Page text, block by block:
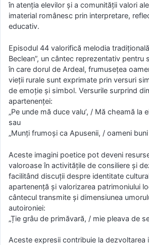
în atenția elevilor și a comunității valori
imaterial românesc prin interpretare,
educativ.
Episodul 44 valorifică melodia
Beclean”, un cântec reprezentativ pentru
în care dorul de Ardeal, frumusețea
vieții rurale sunt exprimate prin versuri
de emoție și simbol. Versurile surprind
apartenenței:
„Pe unde mă duce valu’, / Mă cheamă la
sau
„Munți frumoși ca Apusenii, / oameni buni
Aceste imagini poetice pot deveni
valoroase în activitățile de consiliere și
facilitând discuții despre identitate
apartenență și valorizarea patrimoniului
cântecul transmite și dimensiunea
autoironiei:
„Ție grâu de primăvară, / mie pleava de
Aceste expresii contribuie la dezvoltarea